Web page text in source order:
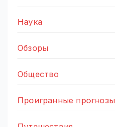
Наука
Обзоры
Общество
Проигранные прогнозы